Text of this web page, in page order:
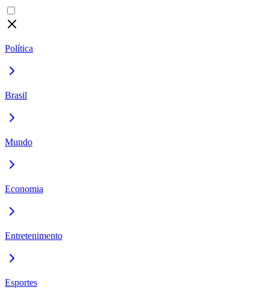
Política
Brasil
Mundo
Economia
Entretenimento
Esportes